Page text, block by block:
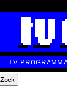
TV
Zoek